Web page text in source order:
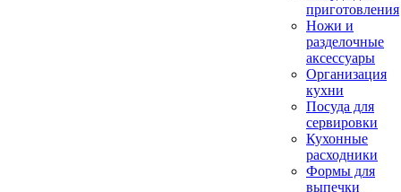
приготовления
Ножи и
разделочные
аксессуары
Организация
кухни
Посуда для
сервировки
Кухонные
расходники
Формы для
выпечки